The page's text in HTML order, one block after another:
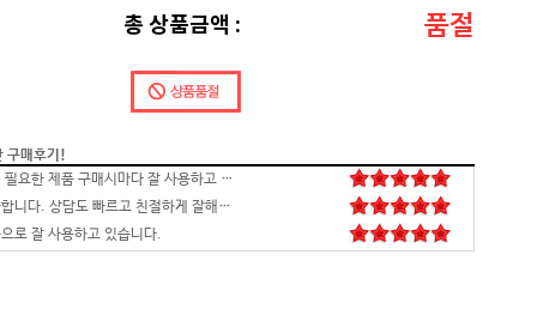
총 상품금액 : 품절
구매후기!
배송,포장 완벽하고 컴 잘 받았습니다.세팅후 컴퓨터 사양대로 잘 되네요. 감사합니다. 발열,소리 1도 없는거 실화임 ㅋㅋㅋ
영롱하고 아름답습니다. 타건감도 좋습니다. 미스터리 박스랑 마우스만 사면 돼겠네요